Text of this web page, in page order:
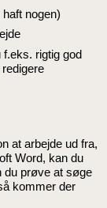
nogen)
f.eks. rigtig god
at arbejde ud fra,
Word, kan du
du prøve at søge
kommer der